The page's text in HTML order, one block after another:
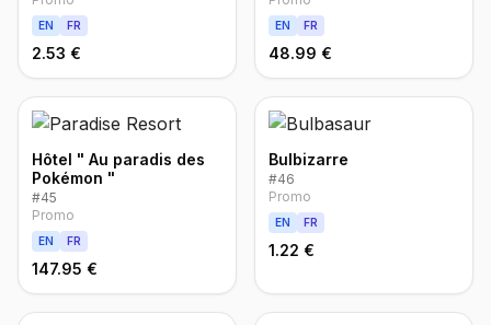
EN FR
2.53 €
EN FR
48.99 €
Hôtel " Au paradis des
Pokémon "
#45
Promo
EN FR
147.95 €
Bulbizarre
#46
Promo
EN FR
1.22 €